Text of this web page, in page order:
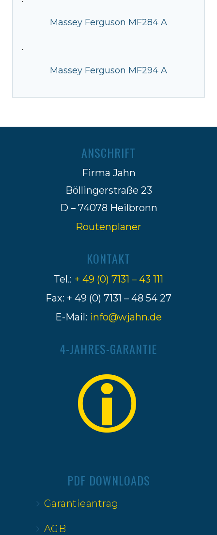
Massey Ferguson MF284 A
·
Massey Ferguson MF294 A
ANSCHRIFT
Firma Jahn
Böllingerstraße 23
D – 74078 Heilbronn
Routenplaner
KONTAKT
Tel.: + 49 (0) 7131 – 43 111
Fax: + 49 (0) 7131 – 48 54 27
E-Mail: info@wjahn.de
4-JAHRES-GARANTIE
PDF DOWNLOADS
Garantieantrag
AGB